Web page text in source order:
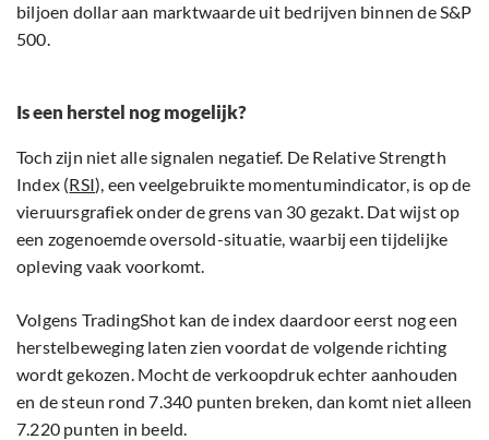
biljoen dollar aan marktwaarde uit bedrijven binnen de S&P
500.
Is een herstel nog mogelijk?
Toch zijn niet alle signalen negatief. De Relative Strength
Index (RSI), een veelgebruikte momentumindicator, is op de
vieruursgrafiek onder de grens van 30 gezakt. Dat wijst op
een zogenoemde oversold-situatie, waarbij een tijdelijke
opleving vaak voorkomt.
Volgens TradingShot kan de index daardoor eerst nog een
herstelbeweging laten zien voordat de volgende richting
wordt gekozen. Mocht de verkoopdruk echter aanhouden
en de steun rond 7.340 punten breken, dan komt niet alleen
7.220 punten in beeld.